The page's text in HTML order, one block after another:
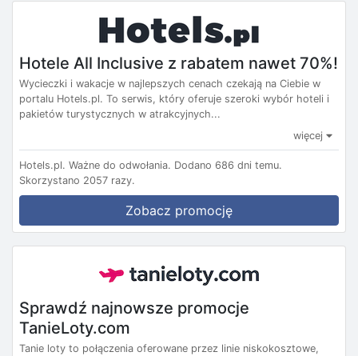
Hotele All Inclusive z rabatem nawet 70%!
Wycieczki i wakacje w najlepszych cenach czekają na Ciebie w
portalu Hotels.pl. To serwis, który oferuje szeroki wybór hoteli i
pakietów turystycznych w atrakcyjnych...
więcej
Hotels.pl. Ważne do odwołania. Dodano 686 dni temu.
Skorzystano 2057 razy.
Zobacz promocję
Sprawdź najnowsze promocje
TanieLoty.com
Tanie loty to połączenia oferowane przez linie niskokosztowe,